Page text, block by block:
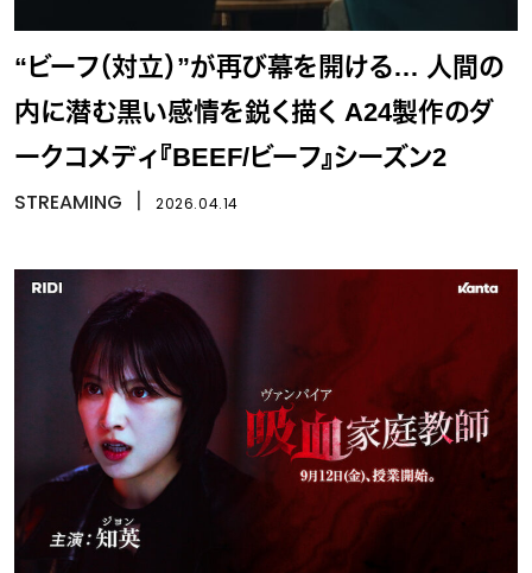
“ビーフ（対立）”が再び幕を開ける… 人間の
内に潜む黒い感情を鋭く描く A24製作のダ
ークコメディ『BEEF/ビーフ』シーズン2
STREAMING 2026.04.14